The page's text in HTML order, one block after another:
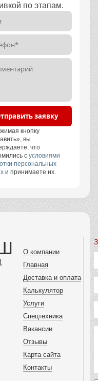
по этапам.
заявку
кнопку
вы
что
с условиями
персональных
и принимаете их.
О компании
Главная
Доставка и оплата
Калькулятор
Услуги
Спецтехника
Вакансии
Отзывы
Карта сайта
Контакты